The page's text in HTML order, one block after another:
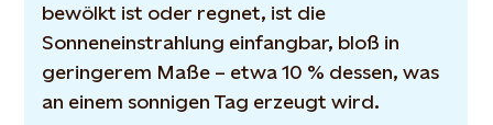
bewölkt ist oder regnet, ist die
Sonneneinstrahlung einfangbar, bloß in
geringerem Maße – etwa 10 % dessen, was
an einem sonnigen Tag erzeugt wird.